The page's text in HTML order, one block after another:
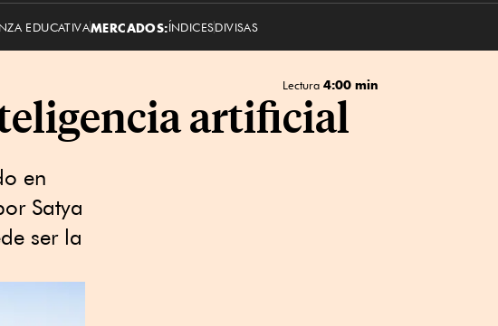
EDUCATIVAMERCADOS:ÍNDICESDIVISAS
Lectura 4:00 min
artificial
en
Satya
ser la